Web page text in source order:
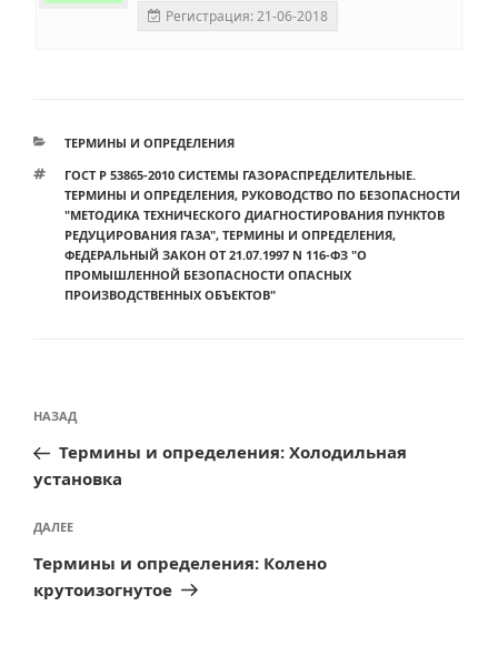
Регистрация: 21-06-2018
РУБРИКИ
ТЕРМИНЫ И ОПРЕДЕЛЕНИЯ
МЕТКИ
ГОСТ Р 53865-2010 СИСТЕМЫ ГАЗОРАСПРЕДЕЛИТЕЛЬНЫЕ.
ТЕРМИНЫ И ОПРЕДЕЛЕНИЯ, РУКОВОДСТВО ПО БЕЗОПАСНОСТИ
"МЕТОДИКА ТЕХНИЧЕСКОГО ДИАГНОСТИРОВАНИЯ ПУНКТОВ
РЕДУЦИРОВАНИЯ ГАЗА", ТЕРМИНЫ И ОПРЕДЕЛЕНИЯ,
ФЕДЕРАЛЬНЫЙ ЗАКОН ОТ 21.07.1997 N 116-ФЗ "О
ПРОМЫШЛЕННОЙ БЕЗОПАСНОСТИ ОПАСНЫХ
ПРОИЗВОДСТВЕННЫХ ОБЪЕКТОВ"
Навигация
записям
Предыдущая
запись:
НАЗАД
Термины и определения: Холодильная
установка
Следующая
запись
ДАЛЕЕ
Термины и определения: Колено
крутоизогнутое